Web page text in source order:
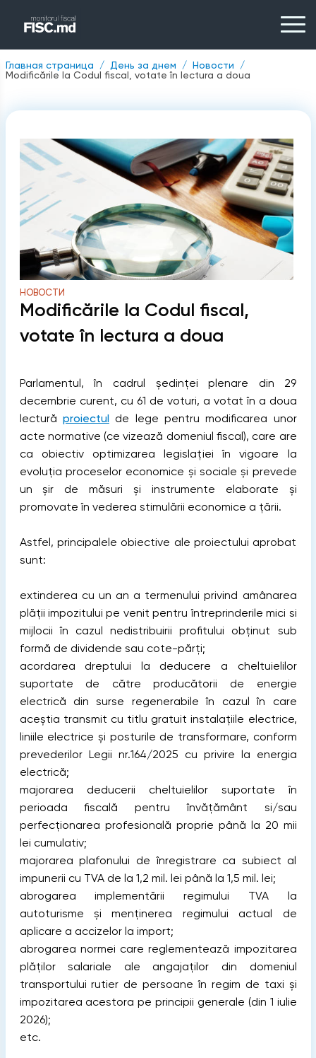
Главная страница День за днем
Новости
Modificările la Codul fiscal, votate în lectura a doua
НОВОСТИ
Modificările la Codul fiscal,
votate în lectura a doua
Parlamentul, în cadrul ședinței plenare din 29
decembrie curent, cu 61 de voturi, a votat în a doua
lectură proiectulde lege pentru modificarea unor
acte normative (ce vizează domeniul fiscal), care are
ca obiectiv optimizarea legislației în vigoare la
evoluția proceselor economice și sociale și prevede
un șir de măsuri și instrumente elaborate și
promovate în vederea stimulării economice a țării.
Astfel, principalele obiective ale proiectului aprobat
sunt:
extinderea cu un an a termenului privind amânarea
plății impozitului pe venit pentru întreprinderile mici si
mijlocii în cazul nedistribuirii profitului obținut sub
formă de dividende sau cote-părți;
acordarea dreptului la deducere a cheltuielilor
suportate de către producătorii de energie
electrică din surse regenerabile în cazul în care
aceștia transmit cu titlu gratuit instalațiile electrice,
liniile electrice și posturile de transformare, conform
prevederilor Legii nr.164/2025 cu privire la energia
electrică;
majorarea deducerii cheltuielilor suportate în
perioada fiscală pentru învățământ si/sau
perfecționarea profesională proprie până la 20 mii
lei cumulativ;
majorarea plafonului de înregistrare ca subiect al
impunerii cu TVA de la 1,2 mil. lei până la 1,5 mil. lei;
abrogarea implementării regimului TVA la
autoturisme și menținerea regimului actual de
aplicare a accizelor la import;
abrogarea normei care reglementează impozitarea
plăților salariale ale angajaților din domeniul
transportului rutier de persoane în regim de taxi și
impozitarea acestora pe principii generale (din 1 iulie
2026);
etc.